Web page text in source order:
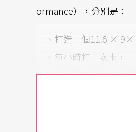
ormance），分別是：
一、打造一個11.6 × 9×
二、每小時打一次卡，
四、和藝術家琳達．莫
年。五、生活一年，期
這些「生命作品」讓謝